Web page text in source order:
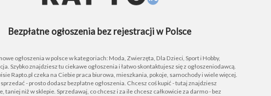
Bezpłatne ogłoszenia bez rejestracji w Polsce
ogłoszenia w polsce w kategoriach: Moda, Zwierzęta, Dla Dzieci, Sport i Hobby,
Szybko znajdziesz tu ciekawe ogłoszenia i łatwo skontaktujesz się z ogłoszeniodawcą.
Rapto.pl czeka na Ciebie praca biurowa, mieszkania, pokoje, samochody i wiele więcej.
sprzedać - prosto dodasz bezpłatne ogłoszenia. Chcesz coś kupić - tutaj znajdziesz
taniej niż w sklepie. Sprzedawaj, co chcesz i za ile chcesz całkowicie za darmo - bez